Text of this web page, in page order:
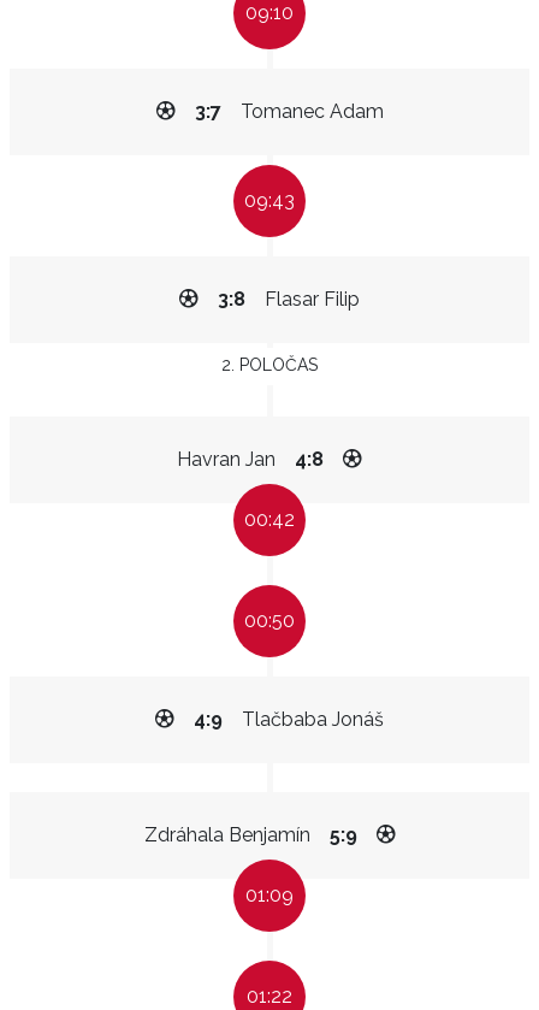
09:10
Tomanec Adam
3:7
09:43
Flasar Filip
3:8
2. POLOČAS
Havran Jan 4:8
00:42
00:50
Tlačbaba Jonáš
4:9
Zdráhala Benjamín 5:9
01:09
01:22